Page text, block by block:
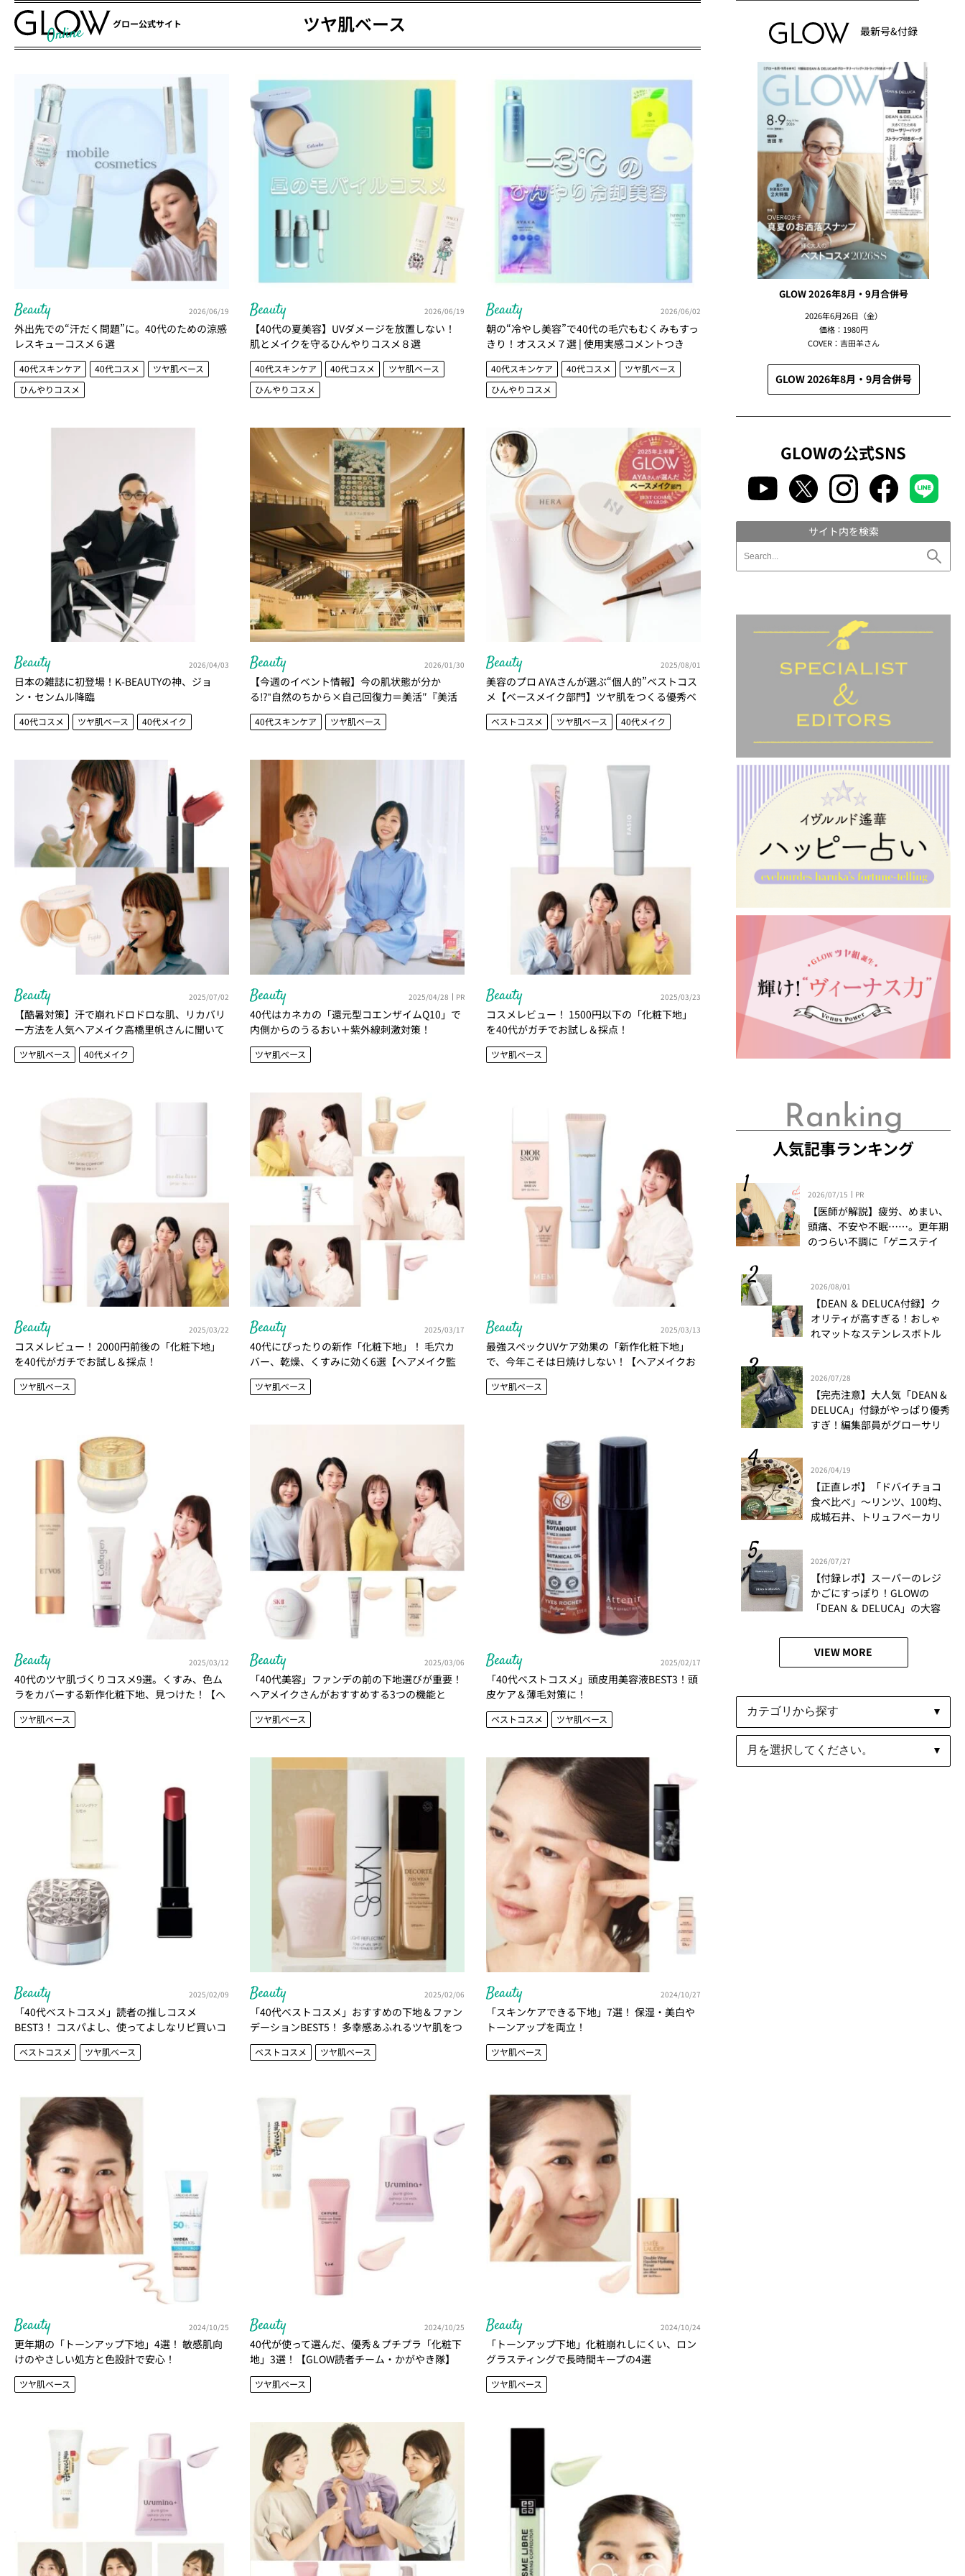
グロー公式サイト ツヤ肌ベース
Beauty 2026/06/19
外出先での“汗だく問題”に。40代のための涼感
レスキューコスメ６選
40代スキンケア 40代コスメ
ツヤ肌ベース
ひんやりコスメ
Beauty 2026/06/19
【40代の夏美容】UVダメージを放置しない！
肌とメイクを守るひんやりコスメ８選
40代スキンケア 40代コスメ
ツヤ肌ベース
ひんやりコスメ
Beauty 2026/06/02
朝の“冷やし美容”で40代の毛穴もむくみもすっ
きり！オススメ７選 | 使用実感コメントつき
40代スキンケア 40代コスメ
ツヤ肌ベース
ひんやりコスメ
Beauty 2026/04/03
日本の雑誌に初登場！K-BEAUTYの神、ジョ
ン・センムル降臨
40代コスメ ツヤ肌ベース 40代メイク
Beauty 2026/01/30
【今週のイベント情報】今の肌状態が分か
る⁉‟自然のちから×自己回復力＝美活″『美活
カフェ 2026』をレポート！
40代スキンケア ツヤ肌ベース
Beauty 2025/08/01
美容のプロ AYAさんが選ぶ“個人的”ベストコス
メ【ベースメイク部門】ツヤ肌をつくる優秀ベ
ース
ベストコスメ ツヤ肌ベース 40代メイク
Beauty 2025/07/02
【酷暑対策】汗で崩れドロドロな肌、リカバリ
ー方法を人気ヘアメイク高橋里帆さんに聞いて
みた！
ツヤ肌ベース 40代メイク
Beauty 2025/04/28 PR
40代はカネカの「還元型コエンザイムQ10」で
内側からのうるおい＋紫外線刺激対策！
ツヤ肌ベース
Beauty 2025/03/23
コスメレビュー！ 1500円以下の「化粧下地」
を40代がガチでお試し＆採点！
ツヤ肌ベース
Beauty 2025/03/22
コスメレビュー！ 2000円前後の「化粧下地」
を40代がガチでお試し＆採点！
ツヤ肌ベース
Beauty 2025/03/17
40代にぴったりの新作「化粧下地」！ 毛穴カ
バー、乾燥、くすみに効く6選【ヘアメイク監
修】
ツヤ肌ベース
Beauty 2025/03/13
最強スペックUVケア効果の「新作化粧下地」
で、今年こそは日焼けしない！【ヘアメイクお
すすめ】
ツヤ肌ベース
Beauty 2025/03/12
40代のツヤ肌づくりコスメ9選。くすみ、色ム
ラをカバーする新作化粧下地、見つけた！【ヘ
アメイクおすすめ】
ツヤ肌ベース
Beauty 2025/03/06
「40代美容」ファンデの前の下地選びが重要！
ヘアメイクさんがおすすめする3つの機能と
は？
ツヤ肌ベース
Beauty 2025/02/17
「40代ベストコスメ」頭皮用美容液BEST3！頭
皮ケア＆薄毛対策に！
ベストコスメ ツヤ肌ベース
Beauty 2025/02/09
「40代ベストコスメ」読者の推しコスメ
BEST3！ コスパよし、使ってよしなリピ買いコ
スメはコレだ！
ベストコスメ ツヤ肌ベース
Beauty 2025/02/06
「40代ベストコスメ」おすすめの下地＆ファン
デーションBEST5！ 多幸感あふれるツヤ肌をつ
くる
ベストコスメ ツヤ肌ベース
Beauty 2024/10/27
「スキンケアできる下地」7選！ 保湿・美白や
トーンアップを両立！
ツヤ肌ベース
Beauty 2024/10/25
更年期の「トーンアップ下地」4選！ 敏感肌向
けのやさしい処方と色設計で安心！
ツヤ肌ベース
Beauty 2024/10/25
40代が使って選んだ、優秀＆プチプラ「化粧下
地」3選！【GLOW読者チーム・かがやき隊】
ツヤ肌ベース
Beauty 2024/10/24
「トーンアップ下地」化粧崩れしにくい、ロン
グラスティングで長時間キープの4選
ツヤ肌ベース
最新号&付録
GLOW 2026年8月・9月合併号
2026年6月26日（金）
価格：1980円
COVER：吉田羊さん
GLOW 2026年8月・9月合併号
GLOWの公式SNS
サイト内を検索
Ranking
人気記事ランキング
2026/07/15 PR
【医師が解説】疲労、めまい、
頭痛、不安や不眠……。更年期
のつらい不調に「ゲニステイ
2026/08/01
【DEAN ＆ DELUCA付録】ク
オリティが高すぎる！おしゃ
れマットなステンレスボトル
2026/07/28
【完売注意】大人気「DEAN &
DELUCA」付録がやっぱり優秀
すぎ！編集部員がグローサリ
2026/04/19
【正直レポ】「ドバイチョコ
食べ比べ」～リンツ、100均、
成城石井、トリュフベーカリ
2026/07/27
【付録レポ】スーパーのレジ
かごにすっぽり！GLOWの
「DEAN ＆ DELUCA」の大容
がやき隊 池田愛未
VIEW MORE